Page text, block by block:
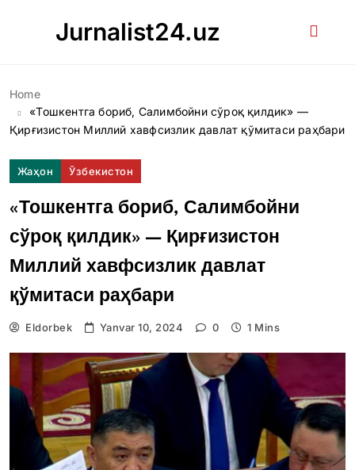
Jurnalist24.uz
Home
«Тошкентга бориб, Салимбойни сўроқ қилдик» —
Қирғизистон Миллий хавфсизлик давлат қўмитаси раҳбари
Жаҳон Ўзбекистон
«Тошкентга бориб, Салимбойни
сўроқ қилдик» — Қирғизистон
Миллий хавфсизлик давлат
қўмитаси раҳбари
Eldorbek Yanvar 10, 2024 0 1 Mins